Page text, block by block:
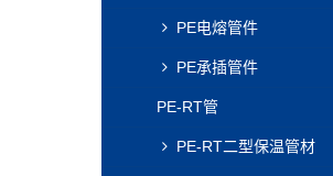
PE电熔管件
PE承插管件
PE-RT管
PE-RT二型保温管材